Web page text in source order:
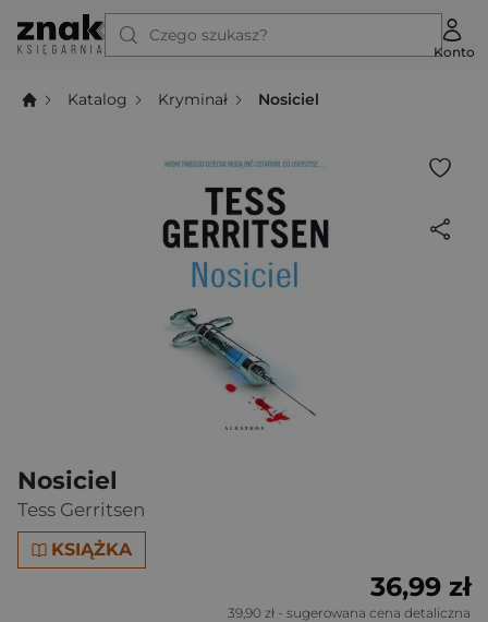
Czego szukasz?
Konto
Katalog Kryminał Nosiciel
Nosiciel
Tess Gerritsen
KSIĄŻKA
36,99 zł
39,90 zł - sugerowana cena detaliczna